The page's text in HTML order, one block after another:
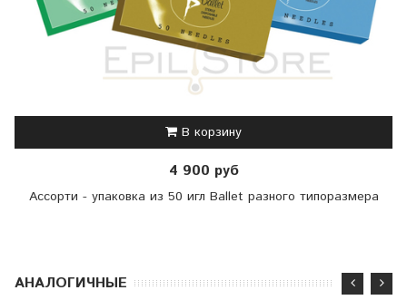
В корзину
4 900 руб
Ассорти - упаковка из 50 игл Ballet разного типоразмера
АНАЛОГИЧНЫЕ